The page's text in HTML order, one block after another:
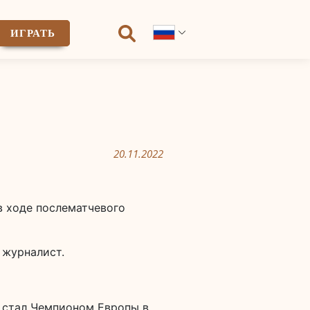
ИГРАТЬ
20.11.2022
послематчевого
стал Чемпионом Европы в